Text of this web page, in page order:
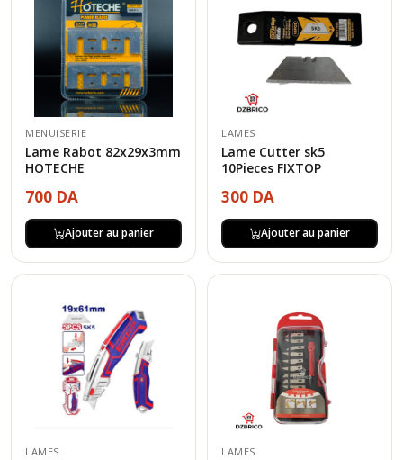
MENUISERIE
Lame Rabot 82x29x3mm
HOTECHE
700 DA
Ajouter au panier
LAMES
Lame Cutter sk5
10Pieces FIXTOP
300 DA
Ajouter au panier
LAMES LAMES